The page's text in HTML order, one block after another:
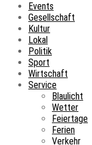
Events
Gesellschaft
Kultur
Lokal
Politik
Sport
Wirtschaft
Service
Blaulicht
Wetter
Feiertage
Ferien
Verkehr